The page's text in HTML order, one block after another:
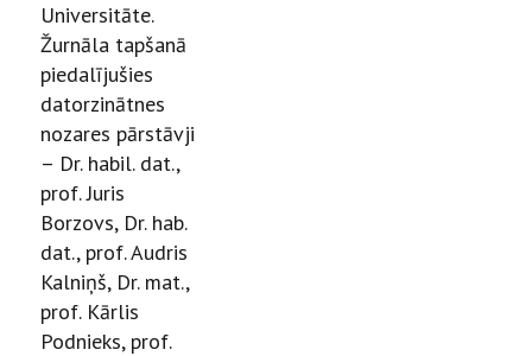
Universitāte.
Žurnāla tapšanā
piedalījušies
datorzinātnes
nozares pārstāvji
– Dr. habil. dat.,
prof. Juris
Borzovs, Dr. hab.
dat., prof. Audris
Kalniņš, Dr. mat.,
prof. Kārlis
Podnieks, prof.